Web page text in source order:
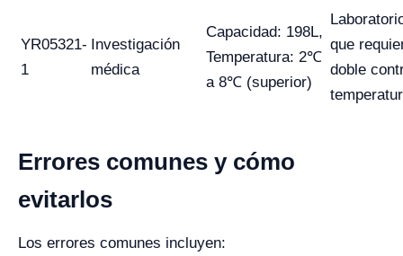
YR05321-
1
Investigación
médica
Capacidad: 198L,
Temperatura: 2℃
a 8℃ (superior)
que
doble
Errores comunes y cómo
evitarlos
Los errores comunes incluyen: